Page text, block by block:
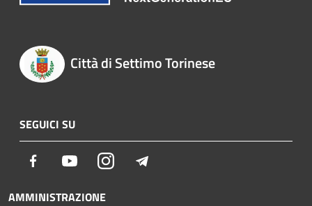
Città di Settimo Torinese
SEGUICI SU
Facebook YoutubeInstagram
AMMINISTRAZIONE